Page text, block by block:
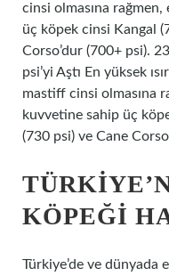
cinsi olmasına rağmen,
üç köpek cinsi Kangal
Corso’dur (700+ psi).
psi’yi Aştı En yüksek
mastiff cinsi olmasına
kuvvetine sahip üç
(730 psi) ve Cane
KÖPEĞI
Türkiye’de ve dünyada